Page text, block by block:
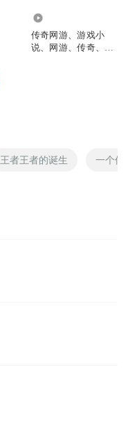
传奇网游、游戏小
说、网游、传奇、玄
王者王者的诞生 一个仙